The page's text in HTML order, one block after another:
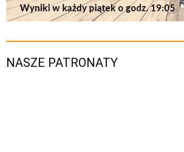
NASZE PATRONATY